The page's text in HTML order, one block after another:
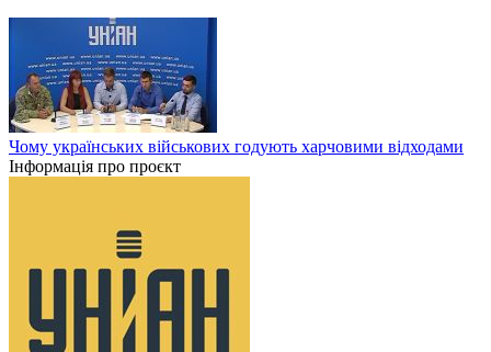
Чому українських військових годують харчовими відходами
Інформація про проєкт